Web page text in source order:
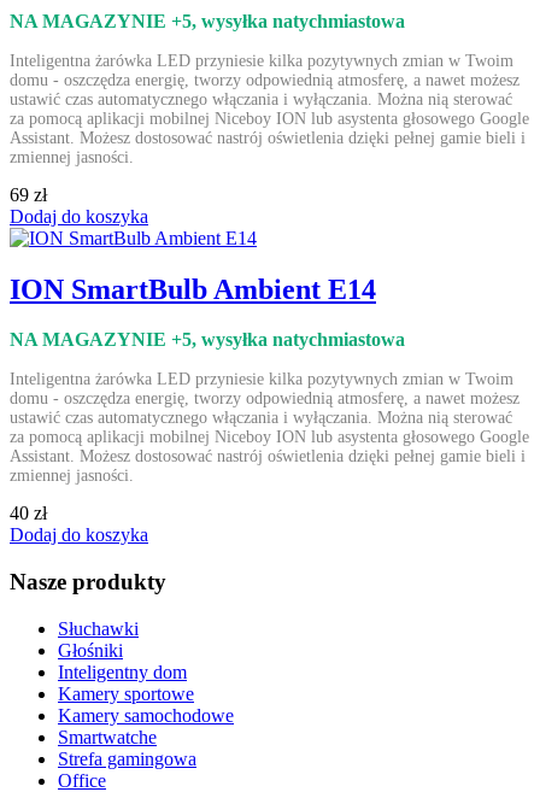
NA MAGAZYNIE +5, wysyłka natychmiastowa
Inteligentna żarówka LED przyniesie kilka pozytywnych zmian w Twoim
domu - oszczędza energię, tworzy odpowiednią atmosferę, a nawet możesz
ustawić czas automatycznego włączania i wyłączania. Można nią sterować
za pomocą aplikacji mobilnej Niceboy ION lub asystenta głosowego Google
Assistant. Możesz dostosować nastrój oświetlenia dzięki pełnej gamie bieli i
zmiennej jasności.
69 zł
Dodaj do koszyka
ION SmartBulb Ambient E14
NA MAGAZYNIE +5, wysyłka natychmiastowa
Inteligentna żarówka LED przyniesie kilka pozytywnych zmian w Twoim
domu - oszczędza energię, tworzy odpowiednią atmosferę, a nawet możesz
ustawić czas automatycznego włączania i wyłączania. Można nią sterować
za pomocą aplikacji mobilnej Niceboy ION lub asystenta głosowego Google
Assistant. Możesz dostosować nastrój oświetlenia dzięki pełnej gamie bieli i
zmiennej jasności.
40 zł
Dodaj do koszyka
Nasze produkty
Słuchawki
Głośniki
Inteligentny dom
Kamery sportowe
Kamery samochodowe
Smartwatche
Strefa gamingowa
Office